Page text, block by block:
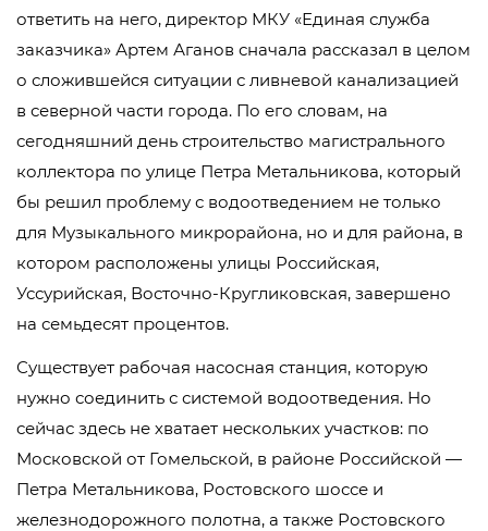
ответить на него, директор МКУ «Единая служба
заказчика» Артем Аганов сначала рассказал в целом
о сложившейся ситуации с ливневой канализацией
в северной части города. По его словам, на
сегодняшний день строительство магистрального
коллектора по улице Петра Метальникова, который
бы решил проблему с водоотведением не только
для Музыкального микрорайона, но и для района, в
котором расположены улицы Российская,
Уссурийская, Восточно-Кругликовская, завершено
на семьдесят процентов.
Существует рабочая насосная станция, которую
нужно соединить с системой водоотведения. Но
сейчас здесь не хватает нескольких участков: по
Московской от Гомельской, в районе Российской —
Петра Метальникова, Ростовского шоссе и
железнодорожного полотна, а также Ростовского